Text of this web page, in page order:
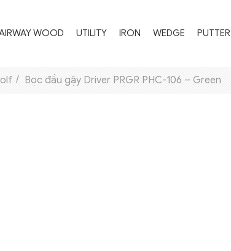
WOOD UTILITY IRON WEDGE PUTTER
Bọc đầu gậy Driver PRGR PHC-106 – Green